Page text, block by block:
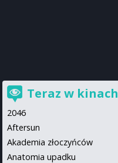
Teraz w kinach
2046
Aftersun
Akademia złoczyńców
Anatomia upadku